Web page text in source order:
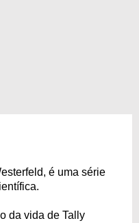
é uma série
da vida de Tally